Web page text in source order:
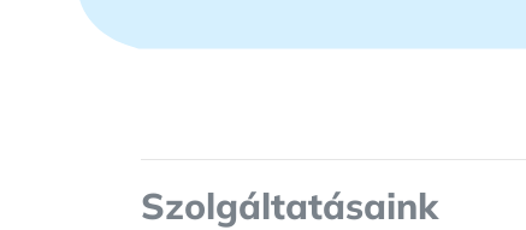
Szolgáltatásaink